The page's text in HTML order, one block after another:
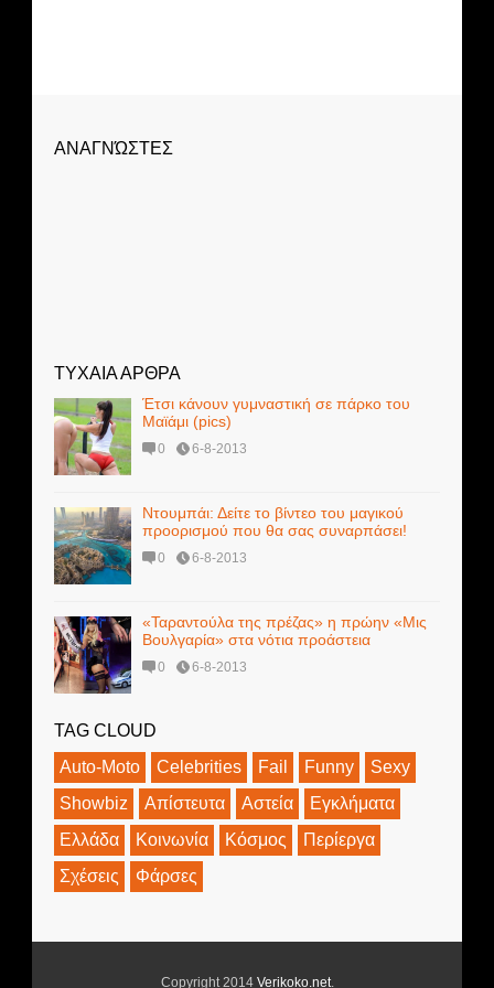
ΑΝΑΓΝΏΣΤΕΣ
ΤΥΧΑΙΑ ΑΡΘΡΑ
Έτσι κάνουν γυμναστική σε πάρκο του
Μαϊάμι (pics)
0 6-8-2013
Ντουμπάι: Δείτε το βίντεο του μαγικού
προορισμού που θα σας συναρπάσει!
0 6-8-2013
«Ταραντούλα της πρέζας» η πρώην «Μις
Βουλγαρία» στα νότια προάστεια
0 6-8-2013
TAG CLOUD
Auto-Moto
Celebrities Fail Funny
Sexy
Showbiz
Απίστευτα Αστεία
Εγκλήματα
Ελλάδα
Κοινωνία Κόσμος
Περίεργα
Σχέσεις
Φάρσες
Copyright 2014 Verikoko.net.